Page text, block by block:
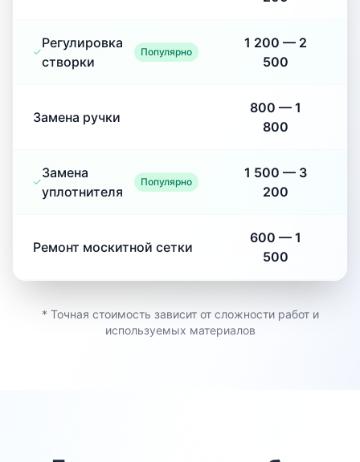
Регулировка
створки
Популярно
1 200 — 2
500
Замена ручки
800 — 1
800
Замена
уплотнителя
Популярно
1 500 — 3
200
Ремонт москитной сетки
600 — 1
500
* Точная стоимость зависит от сложности работ и
используемых материалов